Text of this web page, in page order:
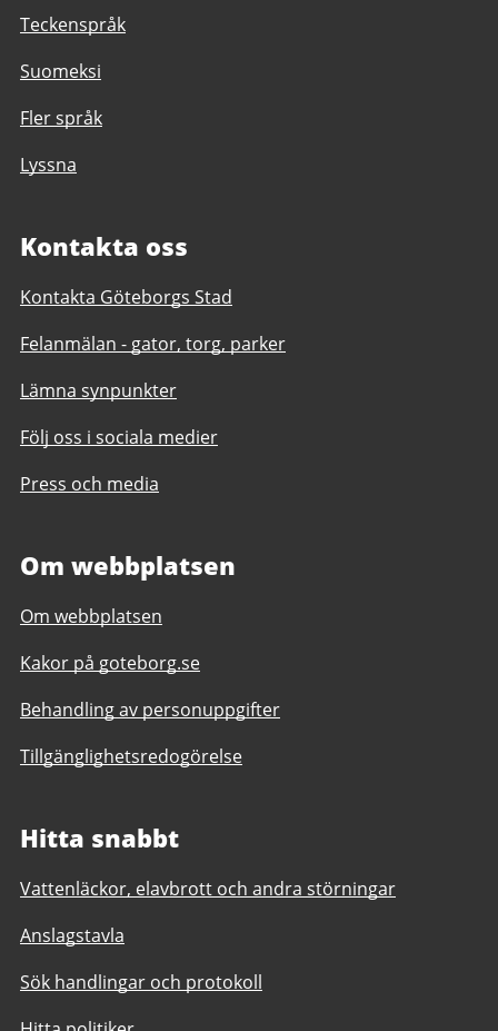
Teckenspråk
Suomeksi
Fler språk
Lyssna
Kontakta oss
Kontakta Göteborgs Stad
Felanmälan - gator, torg, parker
Lämna synpunkter
Följ oss i sociala medier
Press och media
Om webbplatsen
Om webbplatsen
Kakor på goteborg.se
Behandling av personuppgifter
Tillgänglighetsredogörelse
Hitta snabbt
Vattenläckor, elavbrott och andra störningar
Anslagstavla
Sök handlingar och protokoll